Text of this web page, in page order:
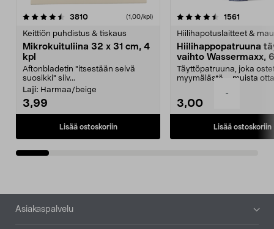
-
3810arvostelut (1,00/kpl)
Keittiön puhdistus & tiskaus
Mikrokuituliina 32 x 31 cm, 4
kpl
Aftonbladetin "itsestään selvä
suosikki" siiv...
Laji: Harmaa/beige
3,99
Lisää ostoskoriin
4.5viidestä
1561
Hiilihapotuslaitteet &
Hiilihappopatruuna
vaihto Wassermaxx,
Täyttöpatruuna, joka
myymälästä – muista
3,00
Lisää ostoskoriin
4.5viidestä
Alatunniste
Asiakaspalvelu